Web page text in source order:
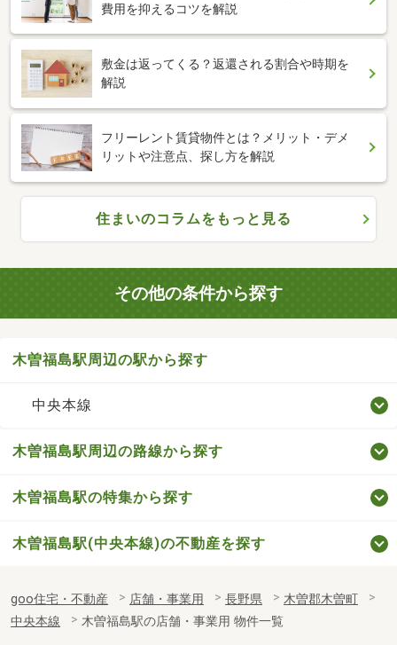
費用を抑えるコツを解説
敷金は返ってくる？返還される割合や時期を
解説
フリーレント賃貸物件とは？メリット・デメ
リットや注意点、探し方を解説
住まいのコラムをもっと見る
その他の条件から探す
木曽福島駅周辺の駅から探す
中央本線
木曽福島駅周辺の路線から探す
木曽福島駅の特集から探す
木曽福島駅(中央本線)の不動産を探す
goo住宅・不動産 店舗・事業用 長野県
木曽郡木曽町
中央本線
木曽福島駅の店舗・事業用 物件一覧